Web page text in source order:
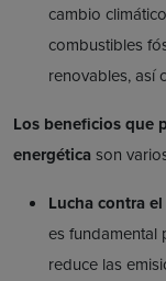
cambio
combustibles
renovables, así
Los beneficios que
energética son
Lucha contra
es fundamental
reduce las